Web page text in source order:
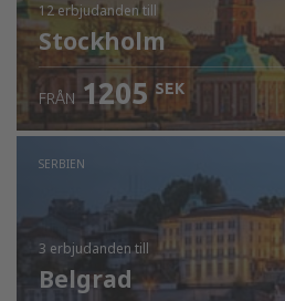
12 erbjudandentill
Stockholm
FRÅN 1205 SEK
SERBIEN
3 erbjudandentill
Belgrad